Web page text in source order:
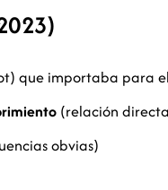
que importaba para
(relación
obvias)